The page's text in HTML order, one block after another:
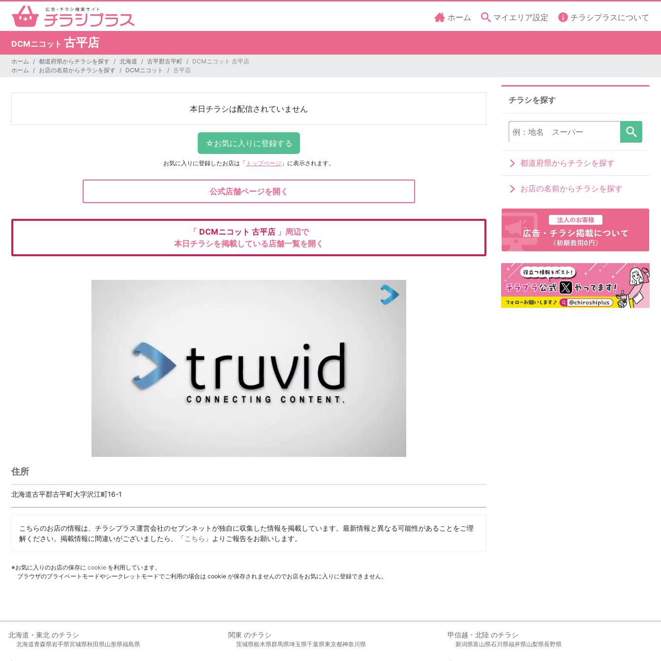
ホーム マイエリア設定 チラシプラスについて
DCMニコット 古平店
ホーム 都道府県からチラシを探す 北海道 古平郡古平町
DCMニコット 古平店
ホーム
お店の名前からチラシを探す DCMニコット 古平店
本日チラシは配信されていません
お気に入りに登録したお店は 「 トップページ 」に表示されます。
公式店舗ページを開く
「 DCMニコット 古平店 」周辺で
本日チラシを掲載している店舗一覧を開く
住所
北海道古平郡古平町大字沢江町16-1
こちらのお店の情報は、チラシプラス運営会社のセブンネットが独自に収集した情報を掲載しています。最新情報と異なる可能性があることをご理
解ください。掲載情報に間違いがございましたら、「こちら 」よりご報告をお願いします。
※お気に入りのお店の保存に cookie を利用しています。
ブラウザのプライベートモードやシークレットモードでご利用の場合は cookie が保存されませんのでお店をお気に入りに登録できません。
チラシを探す
都道府県からチラシを探す
お店の名前からチラシを探す
北海道・東北 のチラシ
北海道青森県岩手県宮城県秋田県山形県福島県
関東 のチラシ
茨城県栃木県群馬県埼玉県千葉県東京都神奈川県
甲信越・北陸 のチラシ
新潟県富山県石川県福井県山梨県長野県